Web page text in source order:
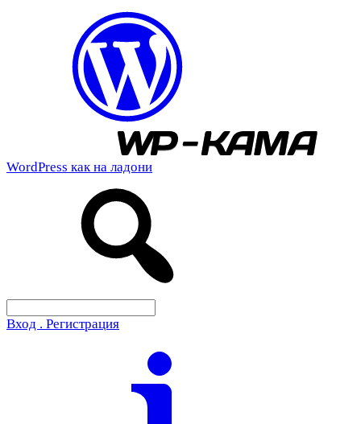
WordPress как на ладони
Вход . Регистрация